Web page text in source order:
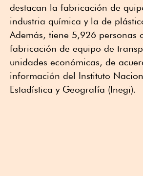
destacan la fabricación de
industria química y la de
Además, tiene 5,926 personas
fabricación de equipo de
unidades económicas, de
información del Instituto
Estadística y Geografía (Inegi).